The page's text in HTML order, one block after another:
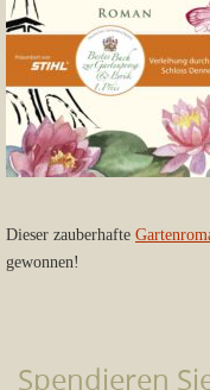
Dieser zauberhafte
gewonnen!
Spendieren